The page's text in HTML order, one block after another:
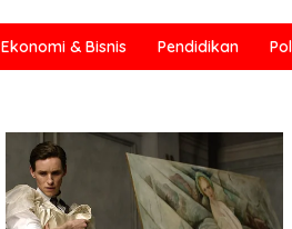
Ekonomi & Bisnis Pendidikan